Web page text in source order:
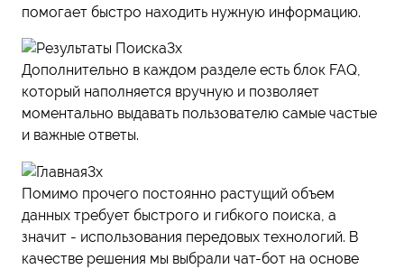
помогает быстро находить нужную информацию.
Дополнительно в каждом разделе есть блок FAQ,
который наполняется вручную и позволяет
моментально выдавать пользователю самые частые
и важные ответы.
Помимо прочего постоянно растущий объем
данных требует быстрого и гибкого поиска, а
значит - использования передовых технологий. В
качестве решения мы выбрали чат-бот на основе